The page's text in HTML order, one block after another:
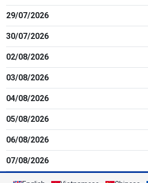
29/07/2026
30/07/2026
02/08/2026
03/08/2026
04/08/2026
05/08/2026
06/08/2026
07/08/2026